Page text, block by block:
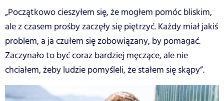
„Początkowo cieszyłem się, że mogłem pomóc bliskim,
ale z czasem prośby zaczęły się piętrzyć. Każdy miał jakiś
problem, a ja czułem się zobowiązany, by pomagać.
Zaczynało to być coraz bardziej męczące, ale nie
chciałem, żeby ludzie pomyśleli, że stałem się skąpy”.